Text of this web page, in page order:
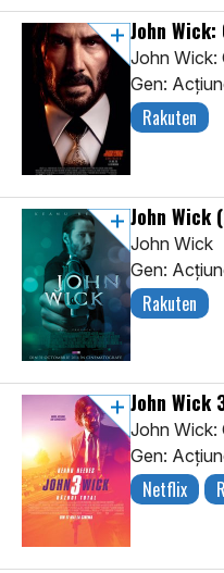
John
John Wick:
Gen:
Rakuten
John Wick
John Wick
Gen:
Rakuten
John Wick
John Wick:
Gen:
Netflix